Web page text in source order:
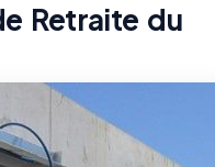
Retraite du